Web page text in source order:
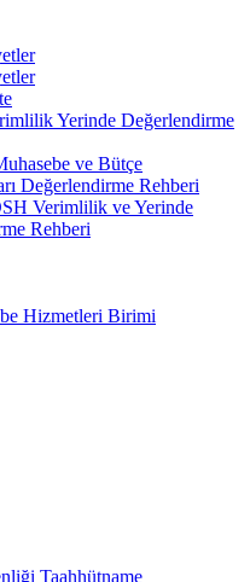
Yerinde Değerlendirme
ve Bütçe
Değerlendirme Rehberi
Verimlilik ve Yerinde
Rehberi
Hizmetleri Birimi
Taahhütname